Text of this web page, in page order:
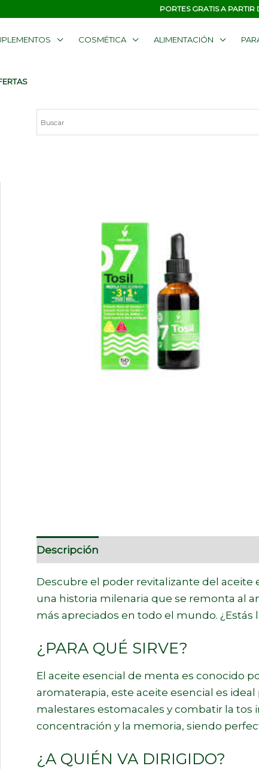
PORTES GRATIS A
COSMÉTICA ALIMENTACIÓN
Descripción
Descubre el poder revitalizante del aceite
una historia milenaria que se remonta al
más apreciados en todo el mundo.
¿PARA QUÉ SIRVE?
El aceite esencial de menta es conocido
aromaterapia, este aceite esencial es
malestares estomacales y combatir la tos
concentración y la memoria, siendo
¿A QUIÉN VA DIRIGIDO?